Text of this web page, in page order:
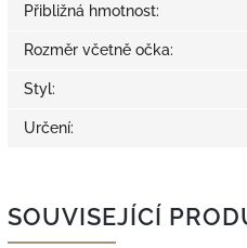
Přibližná hmotnost:
Rozměr včetně očka:
Styl:
Určení:
SOUVISEJÍCÍ